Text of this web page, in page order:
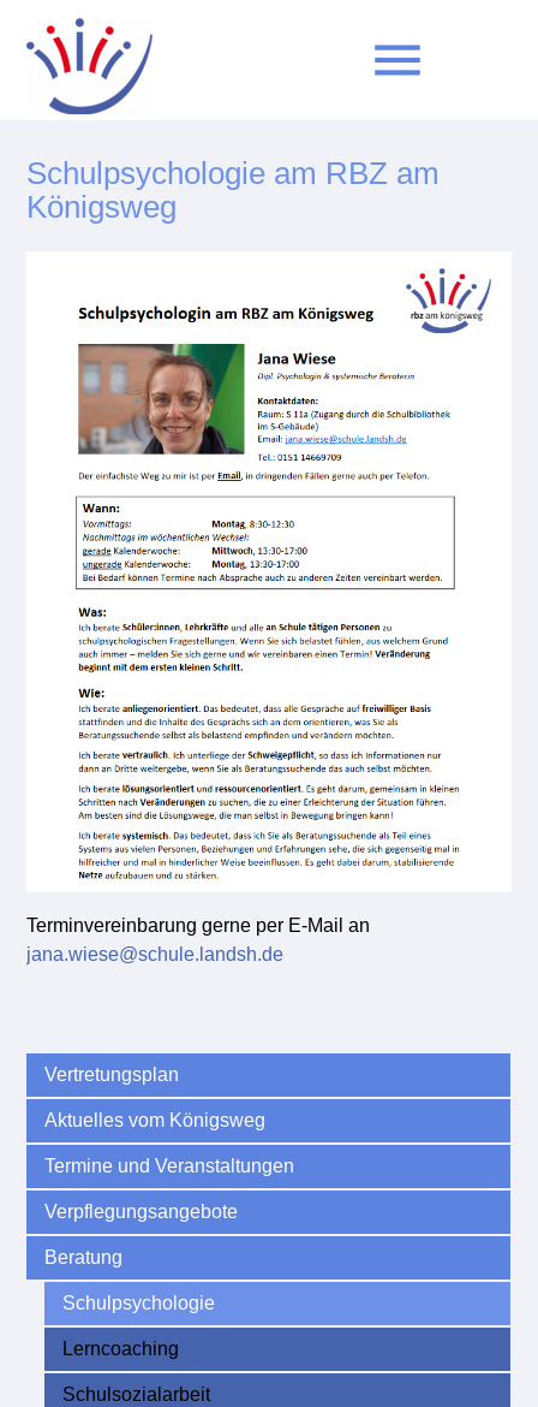
menu
Suchbegriffe SUCHEN
Schulpsychologie am RBZ am
Königsweg
Terminvereinbarung gerne per E-Mail an
jana.wiese@schule.landsh.de
Vertretungsplan
Aktuelles vom Königsweg
Termine und Veranstaltungen
Verpflegungsangebote
Beratung
Schulpsychologie
Lerncoaching
Schulsozialarbeit